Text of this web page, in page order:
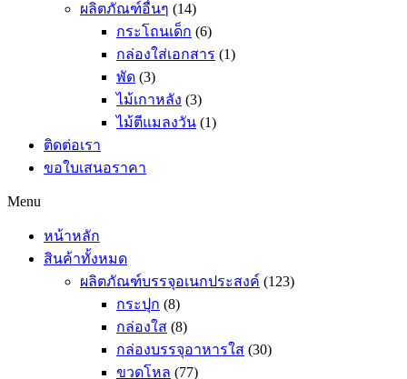
ผลิตภัณฑ์อื่นๆ (14)
กระโถนเด็ก (6)
กล่องใส่เอกสาร (1)
พัด (3)
ไม้เกาหลัง (3)
ไม้ตีแมลงวัน (1)
ติดต่อเรา
ขอใบเสนอราคา
Menu
หน้าหลัก
สินค้าทั้งหมด
ผลิตภัณฑ์บรรจุอเนกประสงค์ (123)
กระปุก (8)
กล่องใส (8)
กล่องบรรจุอาหารใส (30)
ขวดโหล (77)